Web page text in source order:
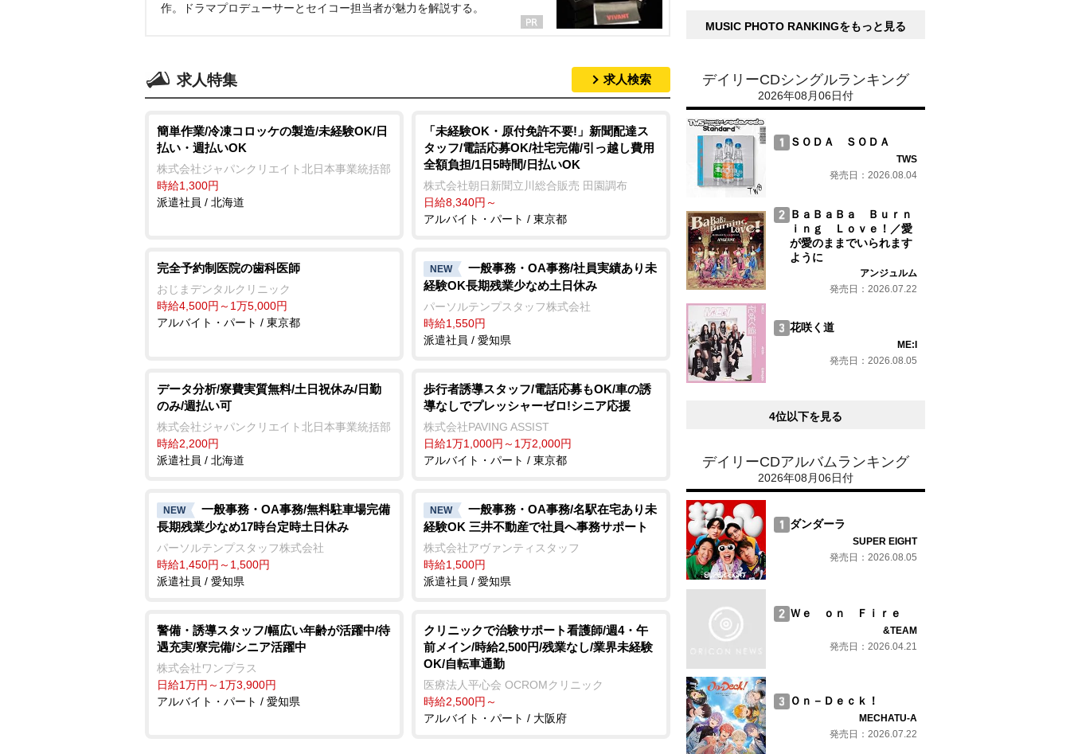
作。ドラマプロデューサーとセイコー担当者が魅力を解説する。
求人特集 求人検索
簡単作業/冷凍コロッケの製造/未経験OK/日
払い・週払いOK
株式会社ジャパンクリエイト北日本事業統括部
時給1,300円
派遣社員 / 北海道
「未経験OK・原付免許不要!」新聞配達ス
タッフ/電話応募OK/社宅完備/引っ越し費用
全額負担/1日5時間/日払いOK
株式会社朝日新聞立川総合販売 田園調布
日給8,340円～
アルバイト・パート / 東京都
完全予約制医院の歯科医師
おじまデンタルクリニック
時給4,500円～1万5,000円
アルバイト・パート / 東京都
NEW
一般事務・OA事務/社員実績あり未
経験OK長期残業少なめ土日休み
パーソルテンプスタッフ株式会社
時給1,550円
派遣社員 / 愛知県
データ分析/寮費実質無料/土日祝休み/日勤
のみ/週払い可
株式会社ジャパンクリエイト北日本事業統括部
時給2,200円
派遣社員 / 北海道
歩行者誘導スタッフ/電話応募もOK/車の誘
導なしでプレッシャーゼロ!シニア応援
株式会社PAVING ASSIST
日給1万1,000円～1万2,000円
アルバイト・パート / 東京都
NEW
一般事務・OA事務/無料駐車場完備
長期残業少なめ17時台定時土日休み
パーソルテンプスタッフ株式会社
時給1,450円～1,500円
派遣社員 / 愛知県
NEW
一般事務・OA事務/名駅在宅あり未
経験OK 三井不動産で社員へ事務サポート
株式会社アヴァンティスタッフ
時給1,500円
派遣社員 / 愛知県
警備・誘導スタッフ/幅広い年齢が活躍中/待
遇充実/寮完備/シニア活躍中
株式会社ワンプラス
日給1万円～1万3,900円
アルバイト・パート / 愛知県
クリニックで治験サポート看護師/週4・午
前メイン/時給2,500円/残業なし/業界未経験
OK/自転車通勤
医療法人平心会 OCROMクリニック
時給2,500円～
アルバイト・パート / 大阪府
MUSIC PHOTO RANKINGをもっと見る
デイリーCDシングルランキング
2026年08月06日付
ＳＯＤＡ ＳＯＤＡ
TWS
発売日：2026.08.04
ＢａＢａＢａ Ｂｕｒｎ
ｉｎｇ Ｌｏｖｅ！／愛
が愛のままでいられます
ように
アンジュルム
発売日：2026.07.22
花咲く道
ME:I
発売日：2026.08.05
4位以下を見る
デイリーCDアルバムランキング
2026年08月06日付
ダンダーラ
SUPER EIGHT
発売日：2026.08.05
Ｗｅ ｏｎ Ｆｉｒｅ
&TEAM
発売日：2026.04.21
Ｏｎ－Ｄｅｃｋ！
MECHATU-A
発売日：2026.07.22